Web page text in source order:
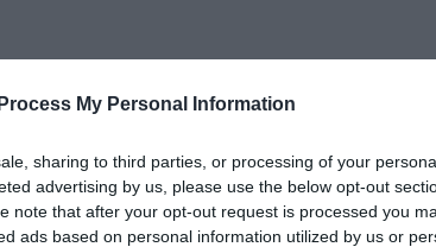
My Personal Information
sharing to third parties, or processing of your
advertising by us, please use the below opt-out
note that after your opt-out request is processed you
ads based on personal information utilized by us or